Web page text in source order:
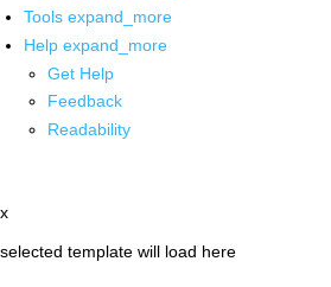
Tools expand_more
Help expand_more
Get Help
Feedback
Readability
x
selected template will load here